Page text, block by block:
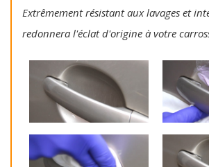
Extrêmement résistant aux lavages et
redonnera l'éclat d'origine à votre